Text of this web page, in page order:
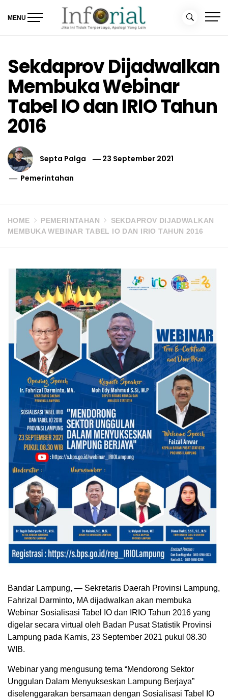
MENU
Sekdaprov Dijadwalkan
Membuka Webinar
Tabel IO dan IRIO Tahun
2016
Septa Palga
23 September 2021
Pemerintahan
HOME PEMERINTAHAN
SEKDAPROV DIJADWALKAN
MEMBUKA WEBINAR TABEL IO DAN IRIO TAHUN 2016
Bandar Lampung, — Sekretaris Daerah Provinsi Lampung,
Fahrizal Darminto, MA dijadwalkan akan membuka
Webinar Sosialisasi Tabel IO dan IRIO Tahun 2016 yang
digelar secara virtual oleh Badan Pusat Statistik Provinsi
Lampung pada Kamis, 23 September 2021 pukul 08.30
WIB.
Webinar yang mengusung tema “Mendorong Sektor
Unggulan Dalam Menyukseskan Lampung Berjaya”
diselenggarakan bersamaan dengan Sosialisasi Tabel IO